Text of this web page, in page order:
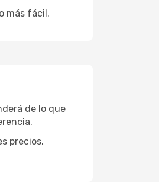
más fácil.
de lo que
precios.